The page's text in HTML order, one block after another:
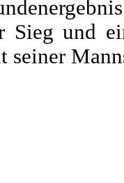
Sieg und
seiner